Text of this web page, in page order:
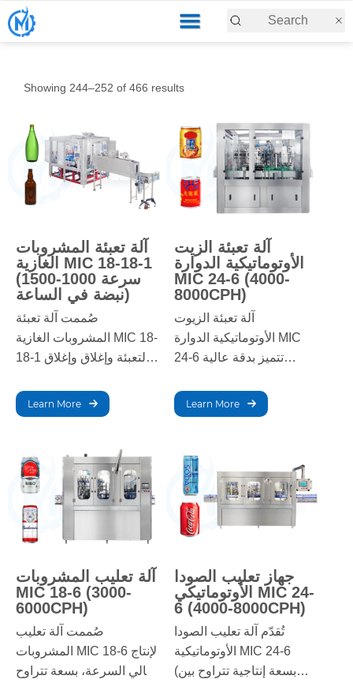
Showing 244–252 of 466 results
آلة تعبئة المشروبات
الغازية MIC 18-18-1
(سرعة 1000-1500
نبضة في الساعة)
صُممت آلة تعبئة
المشروبات الغازية MIC 18-
18-1 لتعبئة وإغلاق وإغلاق
ودقة عالية. تضمن أداءً
موثوقًا للإنتاج على نطاق
المنتج وتناسقه طوال عملية
Learn More
آلة تعبئة الزيت
الأوتوماتيكية الدوارة
MIC 24-6 (4000-
8000CPH)
آلة تعبئة الزيوت
الأوتوماتيكية الدوارة MIC
24-6 تتميز بدقة عالية
بين 4000 و8000 عبوة في
الساعة. مثالية للزيوت
المتانة والكفاءة وسهولة
Learn More
آلة تعليب المشروبات
MIC 18-6 (3000-
6000CPH)
صُممت آلة تعليب
المشروبات MIC 18-6 لإنتاج
عالي السرعة، بسعة تتراوح
جهاز تعليب الصودا
الأوتوماتيكي MIC 24-
6 (4000-8000CPH)
تُقدّم آلة تعليب الصودا
الأوتوماتيكية MIC 24-6
(بسعة إنتاجية تتراوح بين